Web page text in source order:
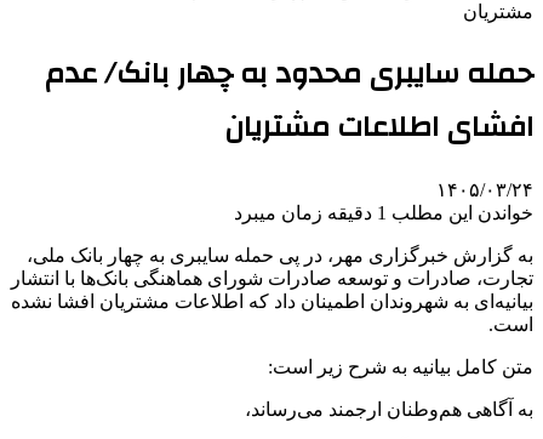
مشتریان
حمله سایبری محدود به چهار بانک/ عدم
افشای اطلاعات مشتریان
۱۴۰۵/۰۳/۲۴
خواندن این مطلب 1 دقیقه زمان میبرد
به گزارش خبرگزاری مهر، در پی حمله سایبری به چهار بانک ملی،
تجارت، صادرات و توسعه صادرات شورای هماهنگی بانک‌ها با انتشار
بیانیه‌ای به شهروندان اطمینان داد که اطلاعات مشتریان افشا نشده
است.
متن کامل بیانیه به شرح زیر است:
به آگاهی هم‌وطنان ارجمند می‌رساند،